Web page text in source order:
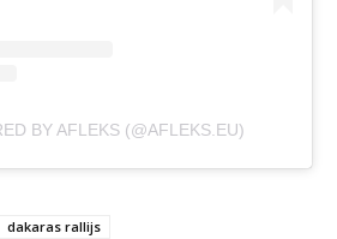
BY AFLEKS (@AFLEKS.EU)
dakaras rallijs